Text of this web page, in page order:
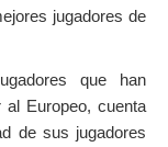
jugadores de
que han
al Europeo, cuenta
de sus jugadores